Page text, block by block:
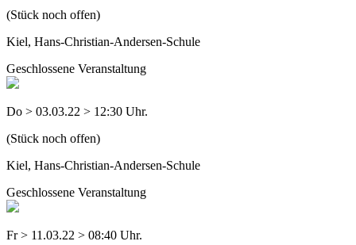
(Stück noch offen)
Kiel, Hans-Christian-Andersen-Schule
Geschlossene Veranstaltung
Do > 03.03.22 > 12:30 Uhr.
(Stück noch offen)
Kiel, Hans-Christian-Andersen-Schule
Geschlossene Veranstaltung
Fr > 11.03.22 > 08:40 Uhr.